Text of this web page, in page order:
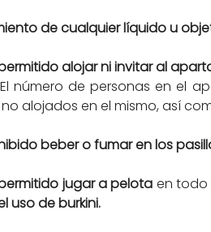
de cualquier líquido u
alojar ni invitar al
número de personas en el
alojados en el mismo, así
beber o fumar en los
jugar a pelota en
uso de burkini.